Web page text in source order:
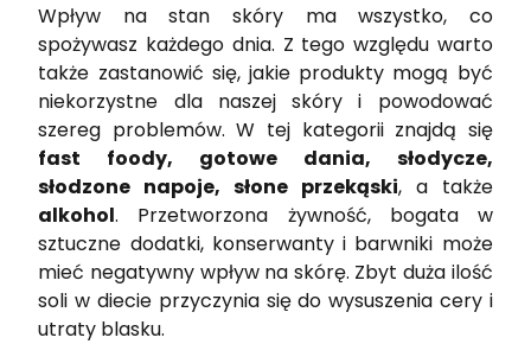
Wpływ na stan skóry ma wszystko, co
spożywasz każdego dnia. Z tego względu warto
także zastanowić się, jakie produkty mogą być
niekorzystne dla naszej skóry i powodować
szereg problemów. W tej kategorii znajdą się
fast foody, gotowe dania, słodycze,
słodzone napoje, słone przekąski, a także
alkohol. Przetworzona żywność, bogata w
sztuczne dodatki, konserwanty i barwniki może
mieć negatywny wpływ na skórę. Zbyt duża ilość
soli w diecie przyczynia się do wysuszenia cery i
utraty blasku.